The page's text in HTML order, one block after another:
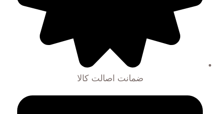
ضمانت اصالت کالا